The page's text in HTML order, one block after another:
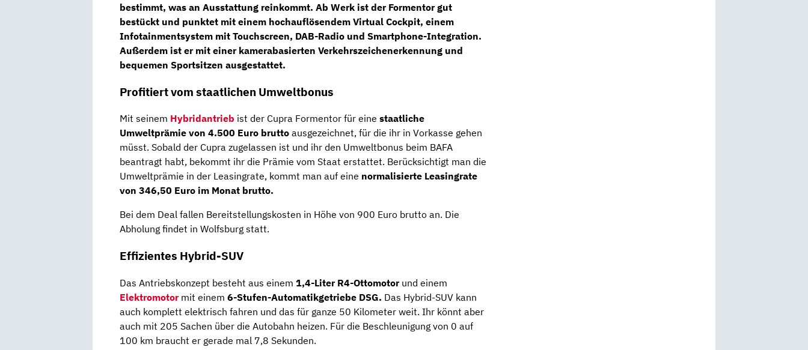
bestimmt, was an Ausstattung reinkommt. Ab Werk ist der Formentor gut
bestückt und punktet mit einem hochauflösendem Virtual Cockpit, einem
Infotainmentsystem mit Touchscreen, DAB-Radio und Smartphone-Integration.
Außerdem ist er mit einer kamerabasierten Verkehrszeichenerkennung und
bequemen Sportsitzen ausgestattet.
Profitiert vom staatlichen Umweltbonus
Mit seinem Hybridantrieb ist der Cupra Formentor für eine staatliche
Umweltprämie von 4.500 Euro brutto ausgezeichnet, für die ihr in Vorkasse gehen
müsst. Sobald der Cupra zugelassen ist und ihr den Umweltbonus beim BAFA
beantragt habt, bekommt ihr die Prämie vom Staat erstattet. Berücksichtigt man die
Umweltprämie in der Leasingrate, kommt man auf eine normalisierte Leasingrate
von 346,50 Euro im Monat brutto.
Bei dem Deal fallen Bereitstellungskosten in Höhe von 900 Euro brutto an. Die
Abholung findet in Wolfsburg statt.
Effizientes Hybrid-SUV
Das Antriebskonzept besteht aus einem 1,4-Liter R4-Ottomotorund einem
Elektromotormit einem 6-Stufen-Automatikgetriebe DSG. Das Hybrid-SUV kann
auch komplett elektrisch fahren und das für ganze 50 Kilometer weit. Ihr könnt aber
auch mit 205 Sachen über die Autobahn heizen. Für die Beschleunigung von 0 auf
100 km braucht er gerade mal 7,8 Sekunden.